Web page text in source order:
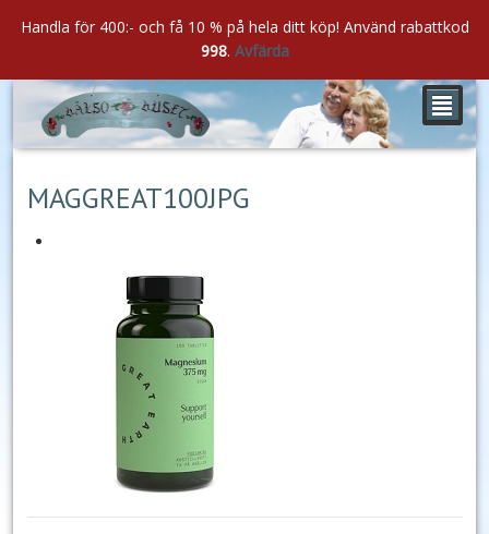
²
MAGGREAT100JPG
Handla för 400:- och få 10 % på hela ditt köp! Använd rabattkod
998. Avfärda